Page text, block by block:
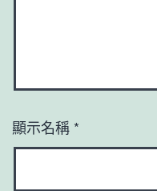
顯示名稱 *